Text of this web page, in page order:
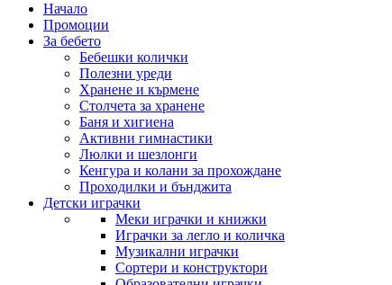
Начало
Промоции
За бебето
Бебешки колички
Полезни уреди
Хранене и кърмене
Столчета за хранене
Баня и хигиена
Активни гимнастики
Люлки и шезлонги
Кенгура и колани за прохождане
Проходилки и бънджита
Детски играчки
Меки играчки и книжки
Играчки за легло и количка
Музикални играчки
Сортери и конструктори